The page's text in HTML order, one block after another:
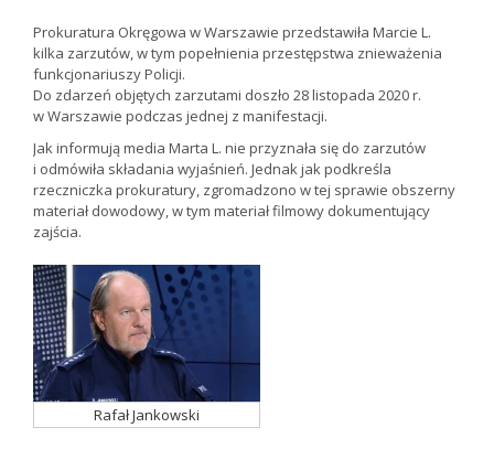
Prokuratura Okręgowa w Warszawie przedstawiła Marcie L.
kilka zarzutów, w tym popełnienia przestępstwa znieważenia
funkcjonariuszy Policji.
Do zdarzeń objętych zarzutami doszło 28 listopada 2020 r.
w Warszawie podczas jednej z manifestacji.
Jak informują media Marta L. nie przyznała się do zarzutów
i odmówiła składania wyjaśnień. Jednak jak podkreśla
rzeczniczka prokuratury, zgromadzono w tej sprawie obszerny
materiał dowodowy, w tym materiał filmowy dokumentujący
zajścia.
Rafał Jankowski